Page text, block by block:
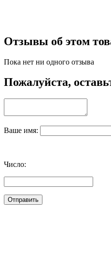
Отзывы об этом
Пока нет ни одного отзыва
Пожалуйста,
Ваше имя:
Число: